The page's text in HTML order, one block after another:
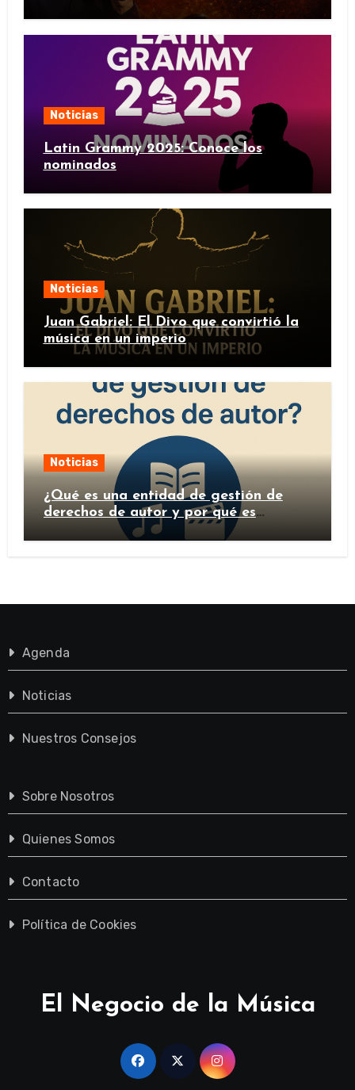
Noticias
Latin Grammy 2025: Conoce los
nominados
Noticias
Juan Gabriel: El Divo que convirtió la
música en un imperio
Noticias
¿Qué es una entidad de gestión de
derechos de autor y por qué es
importante?
Agenda
Noticias
Nuestros Consejos
Sobre Nosotros
Quienes Somos
Contacto
Política de Cookies
El Negocio de la Música